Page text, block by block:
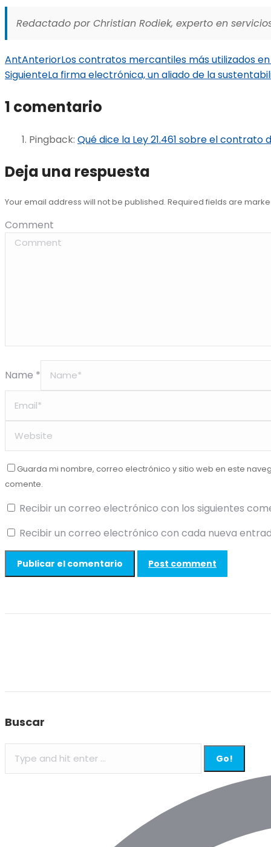
Redactado por Christian Rodiek, experto en
AntAnteriorLos contratos mercantiles más utilizados
SiguienteLa firma electrónica, un aliado de la
1 comentario
Pingback: Qué dice la Ley 21.461 sobre el contrato
Deja una respuesta
Your email address will not be published. Required fields are
Comment
Name *
Guarda mi nombre, correo electrónico y sitio web en este
comente.
Recibir un correo electrónico con los siguientes
Recibir un correo electrónico con cada nueva
Post comment
Buscar